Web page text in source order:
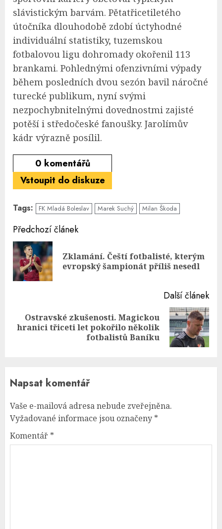
slávistickým barvám. Pětatřicetiletého
útočníka dlouhodobě zdobí úctyhodné
individuální statistiky, tuzemskou
fotbalovou ligu dohromady okořenil 113
brankami. Pohlednými ofenzivními výpady
během posledních dvou sezón bavil náročné
turecké publikum, nyní svými
nezpochybnitelnými dovednostmi zajisté
potěší i středočeské fanoušky. Jarolímův
kádr výrazně posílil.
0 komentářů
Vstoupit do diskuze
Tags: FK Mladá Boleslav Marek Suchý Milan Škoda
Continue
Reading
Předchozí článek
Zklamání. Čeští fotbalisté, kterým
evropský šampionát příliš nesedl
Další článek
Next
Ostravské zkušenosti. Magickou
hranici třiceti let pokořilo několik
fotbalistů Baníku
Napsat komentář
Vaše e-mailová adresa nebude zveřejněna.
Vyžadované informace jsou označeny *
Komentář *